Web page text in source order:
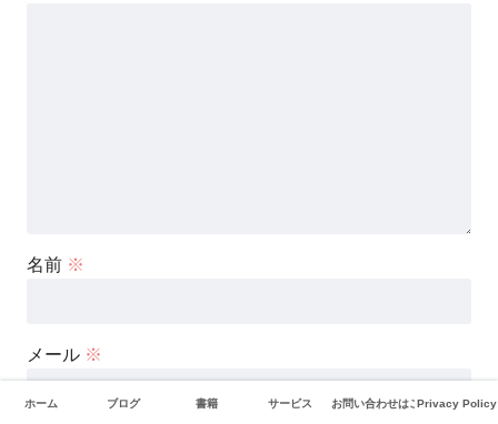
名前 ※
メール ※
ホーム ブログ 書籍 サービス お問い合わせはこちらPrivacy Policy